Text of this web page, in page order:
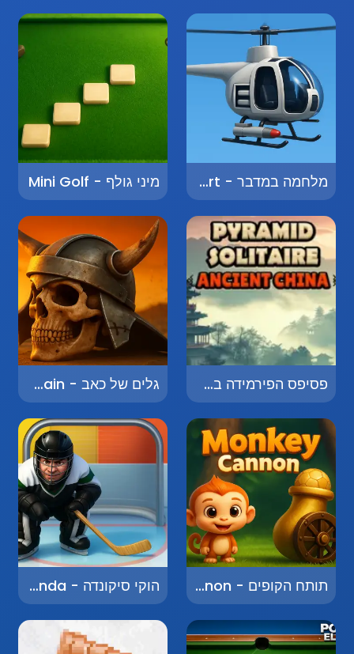
מלחמה במדבר - War in the Desert מיני גולף - Mini Golf
פסיפס הפירמידה בסין העתיקה - Pyramid Solitaire - Ancient China גלים של כאב - Waves of Pain
תותח הקופים - Monkey Cannon הוקי סיקונדה - Hockey Sikonda